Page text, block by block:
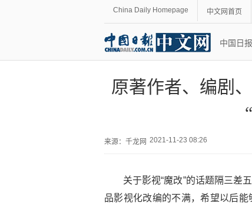
China Daily Homepage 中文网首页
中国日
原著作者、编剧
来源： 千龙网 2021-11-23 08:26
关于影视“魔改”的话题隔三差
品影视化改编的不满，希望以后